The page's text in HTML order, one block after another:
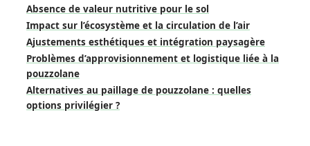
Absence de valeur nutritive pour le sol
Impact sur l’écosystème et la circulation de l’air
Ajustements esthétiques et intégration paysagère
Problèmes d’approvisionnement et logistique liée à la
pouzzolane
Alternatives au paillage de pouzzolane : quelles
options privilégier ?